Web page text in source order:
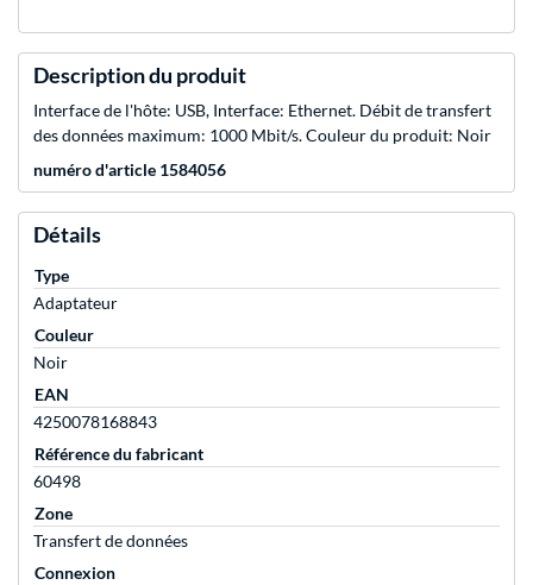
Description du produit
Interface de l'hôte: USB, Interface: Ethernet. Débit de transfert
des données maximum: 1000 Mbit/s. Couleur du produit: Noir
numéro d'article 1584056
Détails
Type
Adaptateur
Couleur
Noir
EAN
4250078168843
Référence du fabricant
60498
Zone
Transfert de données
Connexion